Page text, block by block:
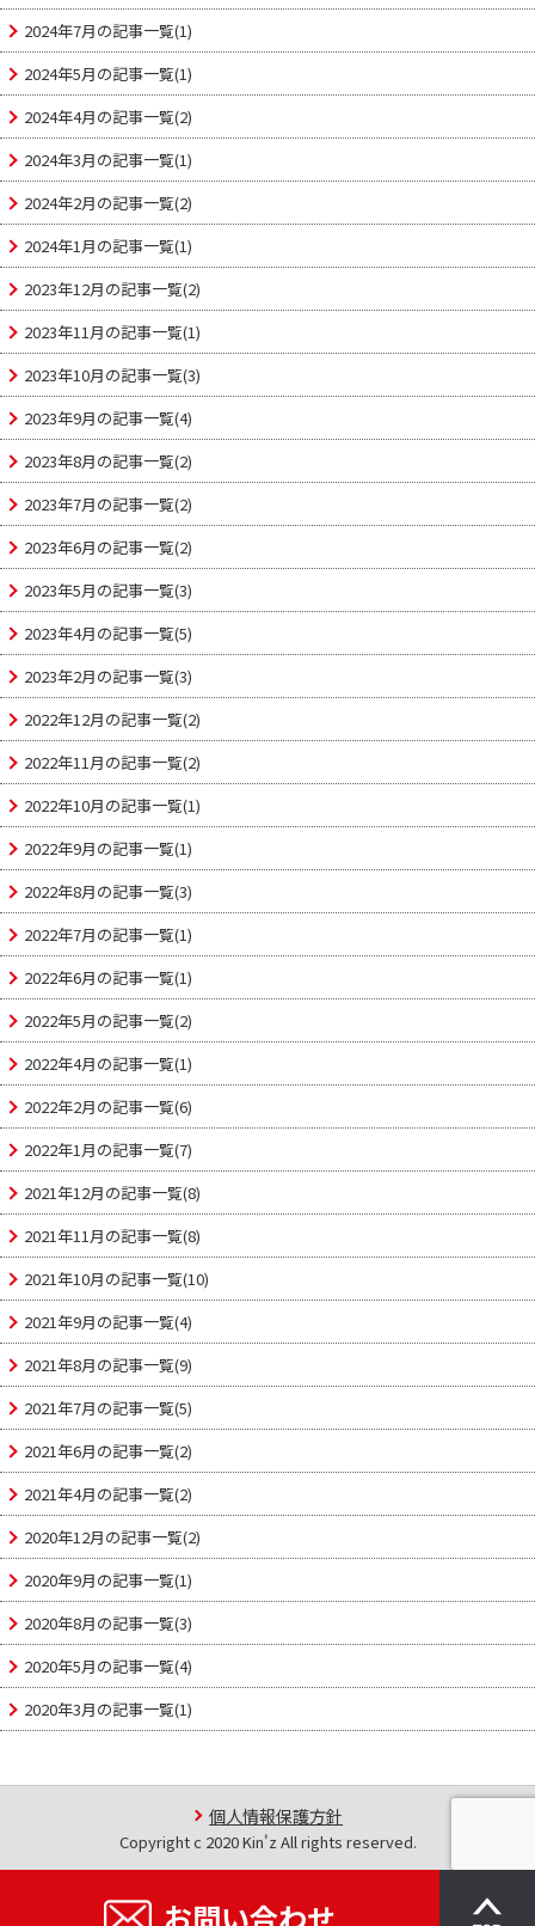
2024年7月の記事一覧(1)
2024年5月の記事一覧(1)
2024年4月の記事一覧(2)
2024年3月の記事一覧(1)
2024年2月の記事一覧(2)
2024年1月の記事一覧(1)
2023年12月の記事一覧(2)
2023年11月の記事一覧(1)
2023年10月の記事一覧(3)
2023年9月の記事一覧(4)
2023年8月の記事一覧(2)
2023年7月の記事一覧(2)
2023年6月の記事一覧(2)
2023年5月の記事一覧(3)
2023年4月の記事一覧(5)
2023年2月の記事一覧(3)
2022年12月の記事一覧(2)
2022年11月の記事一覧(2)
2022年10月の記事一覧(1)
2022年9月の記事一覧(1)
2022年8月の記事一覧(3)
2022年7月の記事一覧(1)
2022年6月の記事一覧(1)
2022年5月の記事一覧(2)
2022年4月の記事一覧(1)
2022年2月の記事一覧(6)
2022年1月の記事一覧(7)
2021年12月の記事一覧(8)
2021年11月の記事一覧(8)
2021年10月の記事一覧(10)
2021年9月の記事一覧(4)
2021年8月の記事一覧(9)
2021年7月の記事一覧(5)
2021年6月の記事一覧(2)
2021年4月の記事一覧(2)
2020年12月の記事一覧(2)
2020年9月の記事一覧(1)
2020年8月の記事一覧(3)
2020年5月の記事一覧(4)
2020年3月の記事一覧(1)
個人情報保護方針
Copyright c 2020 Kin'z All rights reserved.
お問い合わせ